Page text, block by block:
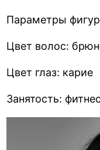
Параметры
Цвет волос:
Цвет глаз: карие
Занятость: